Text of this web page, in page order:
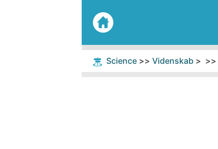
Home
Science >> Videnskab > >>